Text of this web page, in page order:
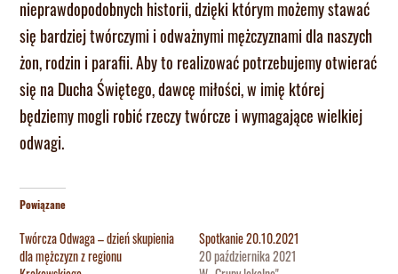
nieprawdopodobnych historii, dzięki którym możemy stawać
się bardziej twórczymi i odważnymi mężczyznami dla naszych
żon, rodzin i parafii. Aby to realizować potrzebujemy otwierać
się na Ducha Świętego, dawcę miłości, w imię której
będziemy mogli robić rzeczy twórcze i wymagające wielkiej
odwagi.
Powiązane
Twórcza Odwaga – dzień skupienia
dla mężczyzn z regionu
Spotkanie 20.10.2021
20 października 2021